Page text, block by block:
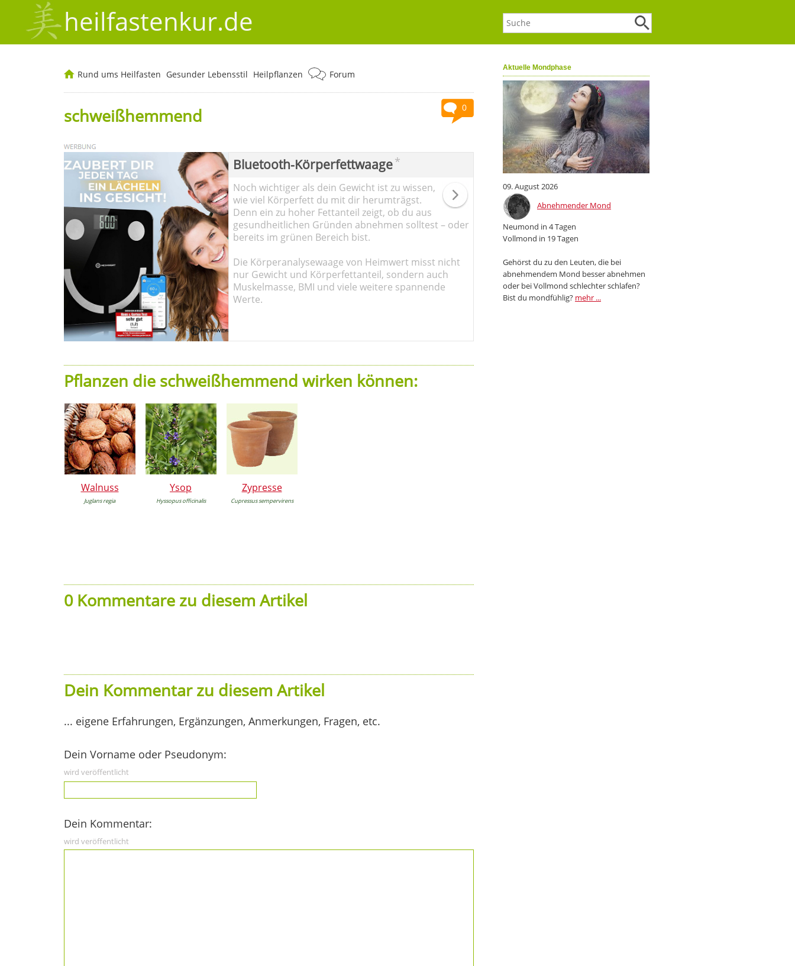
heilfastenkur.de
Aktuelle Mondphase
09. August 2026
Abnehmender Mond
Neumond in 4 Tagen
Vollmond in 19 Tagen
Gehörst du zu den Leuten, die bei
abnehmendem Mond besser abnehmen
oder bei Vollmond schlechter schlafen?
Bist du mondfühlig? mehr ...
Rund ums Heilfasten Gesunder Lebensstil Heilpflanzen Forum
0
schweißhemmend
Bluetooth-Körperfettwaage*
Noch wichtiger als dein Gewicht ist zu wissen,
wie viel Körperfett du mit dir herumträgst.
Denn ein zu hoher Fettanteil zeigt, ob du aus
gesundheitlichen Gründen abnehmen solltest – oder
bereits im grünen Bereich bist.
Die Körperanalysewaage von Heimwert misst nicht
nur Gewicht und Körperfettanteil, sondern auch
Muskelmasse, BMI und viele weitere spannende
Werte.
Pflanzen die schweißhemmend wirken können:
Walnuss
Juglans regia
Ysop
Hyssopus officinalis
Zypresse
Cupressus sempervirens
0 Kommentare zu diesem Artikel
Dein Kommentar zu diesem Artikel
... eigene Erfahrungen, Ergänzungen, Anmerkungen, Fragen, etc.
Dein Vorname oder Pseudonym:
wird veröffentlicht
Dein Kommentar:
wird veröffentlicht